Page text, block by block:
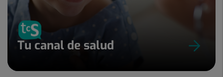
Tu canal de salud